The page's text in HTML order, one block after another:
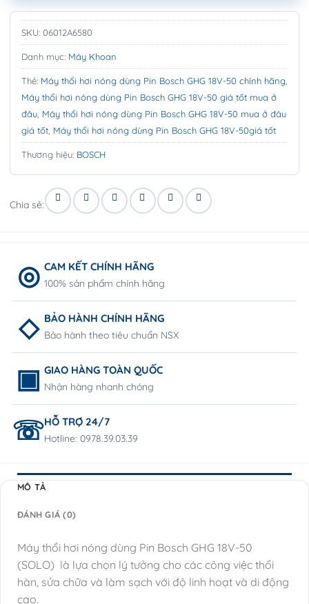
SKU: 06012A6580
Danh mục: Máy Khoan
Thẻ: Máy thổi hơi nóng dùng Pin Bosch GHG 18V-50 chính hãng
Máy thổi hơi nóng dùng Pin Bosch GHG 18V-50 giá tốt mua ở
đâu Máy thổi hơi nóng dùng Pin Bosch GHG 18V-50 mua ở đâu
giá tốt Máy thổi hơi nóng dùng Pin Bosch GHG 18V-50giá tốt
Thương hiệu: BOSCH
Chia sẻ:
CAM KẾT CHÍNH HÃNG
100% sản phẩm chính hãng
BẢO HÀNH CHÍNH HÃNG
Bảo hành theo tiêu chuẩn NSX
GIAO HÀNG TOÀN QUỐC
Nhận hàng nhanh chóng
HỖ TRỢ 24/7
Hotline: 0978.39.03.39
MÔ TẢ
ĐÁNH GIÁ (0)
Máy thổi hơi nóng dùng Pin Bosch GHG 18V-50
(SOLO) là lựa chọn lý tưởng cho các công việc thổi
hàn, sửa chữa và làm sạch với độ linh hoạt và di động
cao.